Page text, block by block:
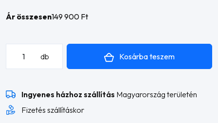
Ár összesen149 900 Ft
mennyiség
db Kosárba teszem
Ingyenes házhoz szállítás Magyarország területén
Fizetés szállításkor